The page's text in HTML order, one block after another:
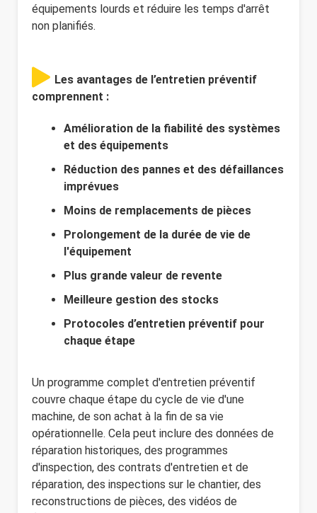
équipements lourds et réduire les temps d'arrêt
non planifiés.
Les avantages de l’entretien préventif
comprennent :
Amélioration de la fiabilité des systèmes
et des équipements
Réduction des pannes et des défaillances
imprévues
Moins de remplacements de pièces
Prolongement de la durée de vie de
l'équipement
Plus grande valeur de revente
Meilleure gestion des stocks
Protocoles d’entretien préventif pour
chaque étape
Un programme complet d'entretien préventif
couvre chaque étape du cycle de vie d'une
machine, de son achat à la fin de sa vie
opérationnelle. Cela peut inclure des données de
réparation historiques, des programmes
d'inspection, des contrats d'entretien et de
réparation, des inspections sur le chantier, des
reconstructions de pièces, des vidéos de